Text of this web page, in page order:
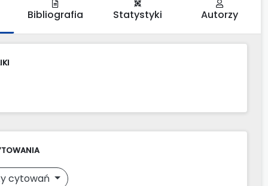
Bibliografia Statystyki Autorzy
cytowań